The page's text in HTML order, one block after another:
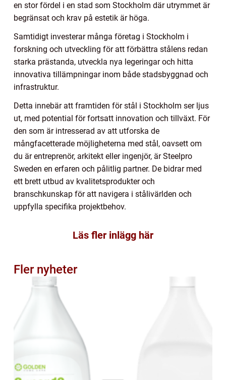
en stor fördel i en stad som Stockholm där utrymmet är
begränsat och krav på estetik är höga.
Samtidigt investerar många företag i Stockholm i
forskning och utveckling för att förbättra stålens redan
starka prästanda, utveckla nya legeringar och hitta
innovativa tillämpningar inom både stadsbyggnad och
infrastruktur.
Detta innebär att framtiden för stål i Stockholm ser ljus
ut, med potential för fortsatt innovation och tillväxt. För
den som är intresserad av att utforska de
mångfacetterade möjligheterna med stål, oavsett om
du är entreprenör, arkitekt eller ingenjör, är Steelpro
Sweden en erfaren och pålitlig partner. De bidrar med
ett brett utbud av kvalitetsprodukter och
branschkunskap för att navigera i stålivärlden och
uppfylla specifika projektbehov.
Läs fler inlägg här
Fler nyheter